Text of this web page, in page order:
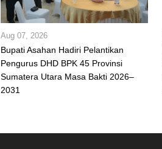
Aug 07, 2026
Bupati Asahan Hadiri Pelantikan
Pengurus DHD BPK 45 Provinsi
Sumatera Utara Masa Bakti 2026–
2031